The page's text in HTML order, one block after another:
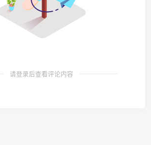
请登录后查看评论内容